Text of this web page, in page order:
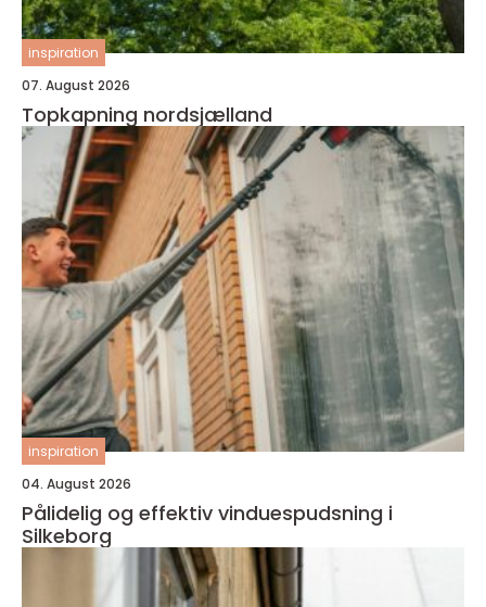
inspiration
07. August 2026
Topkapning nordsjælland
inspiration
04. August 2026
Pålidelig og effektiv vinduespudsning i
Silkeborg